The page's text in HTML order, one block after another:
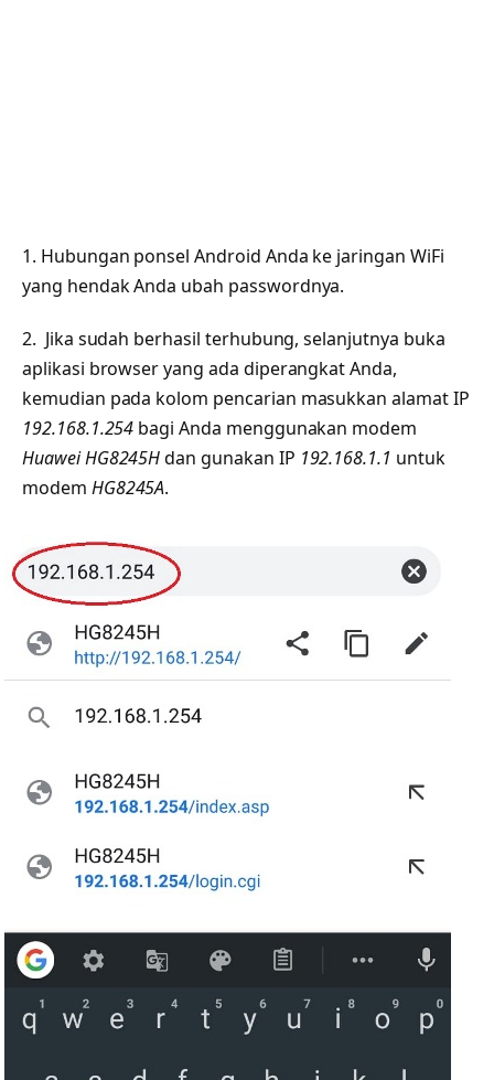
1. Hubungan ponsel Android Anda ke jaringan WiFi
yang hendak Anda ubah passwordnya.
2. Jika sudah berhasil terhubung, selanjutnya buka
aplikasi browser yang ada diperangkat Anda,
kemudian pada kolom pencarian masukkan alamat IP
192.168.1.254 bagi Anda menggunakan modem
Huawei HG8245Hdan gunakan IP 192.168.1.1 untuk
modem HG8245A.